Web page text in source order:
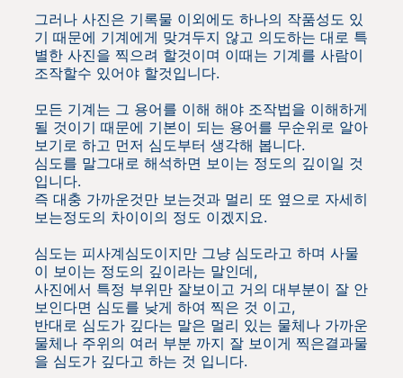
그러나 사진은 기록물 이외에도 하나의 작품성도 있
기 때문에 기계에게 맞겨두지 않고 의도하는 대로 특
별한 사진을 찍으려 할것이며 이때는 기계를 사람이
조작할수 있어야 할것입니다.
모든 기계는 그 용어를 이해 해야 조작법을 이해하게
될 것이기 때문에 기본이 되는 용어를 무순위로 알아
보기로 하고 먼저 심도부터 생각해 봅니다.
심도를 말그대로 해석하면 보이는 정도의 깊이일 것
입니다.
즉 대충 가까운것만 보는것과 멀리 또 옆으로 자세히
보는정도의 차이이의 정도 이겠지요.
심도는 피사계심도이지만 그냥 심도라고 하며 사물
이 보이는 정도의 깊이라는 말인데,
사진에서 특정 부위만 잘보이고 거의 대부분이 잘 안
보인다면 심도를 낮게 하여 찍은 것 이고,
반대로 심도가 깊다는 말은 멀리 있는 물체나 가까운
물체나 주위의 여러 부분 까지 잘 보이게 찍은결과물
을 심도가 깊다고 하는 것 입니다.